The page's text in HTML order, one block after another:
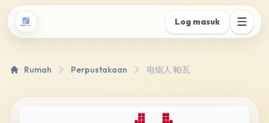
Log masuk
Rumah Perpustakaan 电锯人 帕瓦